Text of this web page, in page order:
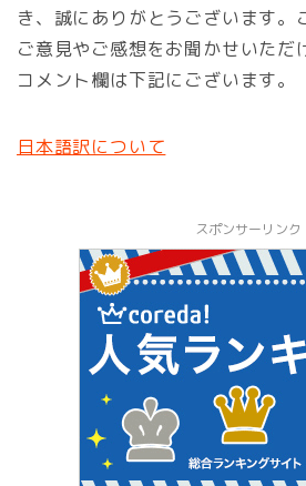
き、誠にありがとうございます。
ご意見やご感想をお聞かせいただ
コメント欄は下記にございます。
日本語訳について
スポンサーリンク